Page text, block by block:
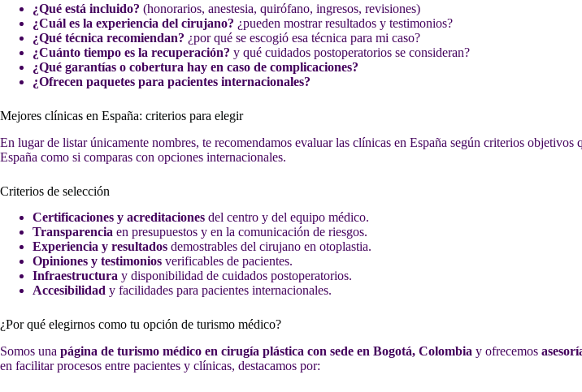
¿Qué está incluido? (honorarios, anestesia, quirófano, ingresos, revisiones)
¿Cuál es la experiencia del cirujano? ¿pueden mostrar resultados y testimonios?
¿Qué técnica recomiendan? ¿por qué se escogió esa técnica para mi caso?
¿Cuánto tiempo es la recuperación? y qué cuidados postoperatorios se consideran?
¿Qué garantías o cobertura hay en caso de complicaciones?
¿Ofrecen paquetes para pacientes internacionales?
Mejores clínicas en España: criterios para elegir
En lugar de listar únicamente nombres, te recomendamos evaluar las clínicas en España según criterios objetivos
España como si comparas con opciones internacionales.
Criterios de selección
Certificaciones y acreditaciones del centro y del equipo médico.
Transparencia en presupuestos y en la comunicación de riesgos.
Experiencia y resultados demostrables del cirujano en otoplastia.
Opiniones y testimonios verificables de pacientes.
Infraestructura y disponibilidad de cuidados postoperatorios.
Accesibilidad y facilidades para pacientes internacionales.
¿Por qué elegirnos como tu opción de turismo médico?
Somos una página de turismo médico en cirugía plástica con sede en Bogotá, Colombia y ofrecemos
en facilitar procesos entre pacientes y clínicas, destacamos por: